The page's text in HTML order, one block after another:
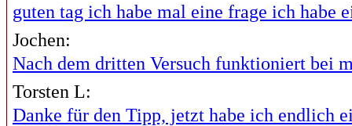
guten tag ich habe mal eine frage ich habe
Jochen:
Nach dem dritten Versuch funktioniert bei
Torsten L:
Danke für den Tipp, jetzt habe ich endlich